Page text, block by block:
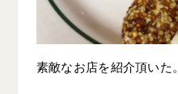
素敵なお店を紹介頂いた。